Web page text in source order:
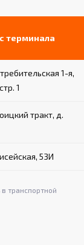
терминала
1-я,
1
тракт, д.
53И
транспортной